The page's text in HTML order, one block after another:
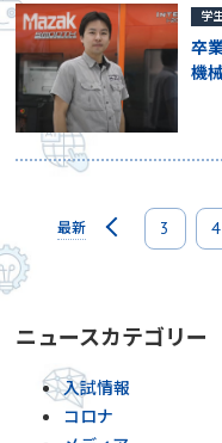
卒
機
学
最新 3 4
ニュースカテゴリー
入試情報
コロナ